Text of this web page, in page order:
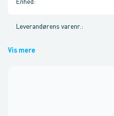
Enhed :
Leverandørens varenr. :
Vis mere